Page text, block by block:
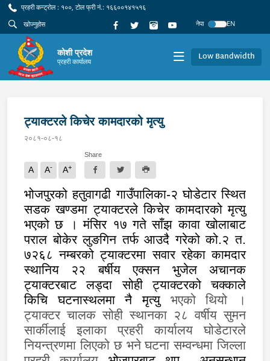
प्रहरी कन्ट्रोल : १००, टोल फ्री नं.: १६६००१४१५१६
नेपा
EN
कोशी प्रदेश
प्रहरी कार्यालय Low Bandwidth
ट्याक्टरले किचेर कामदारको मृत्यु
२०८१-०८-१८
A A- A+
Share
भोजपुरको हतुवागढी गाउँपालिका-२ घोडेटार स्थित
सडक खण्डमा ट्याक्टरले किचेर कामदारको मृत्यु
भएको छ । मंसिर १७ गते साँझ कावा खोलाबाट
पराल बोकेर लुङगिन तर्फ आउदै गरेको को.२ त.
७२६८ नम्बरको ट्याक्टरमा सवार रहेका कामदार
स्थानिय २२ बर्षीय एक्सन भुजेल अचानक
ट्याक्टरबाट लड्दा सोही ट्याक्टरको चक्काले
किचि घटनास्थलमा नै मृत्यु भएको थियो ।
ट्याक्टर चालक सोही स्थानका २८ वर्षीय सुमन
सार्कीलाई इलाका प्रहरी कार्यालय घोडेटारले
नियन्त्रणमा लिएको छ भने घटना सम्वन्धमा जिल्ला